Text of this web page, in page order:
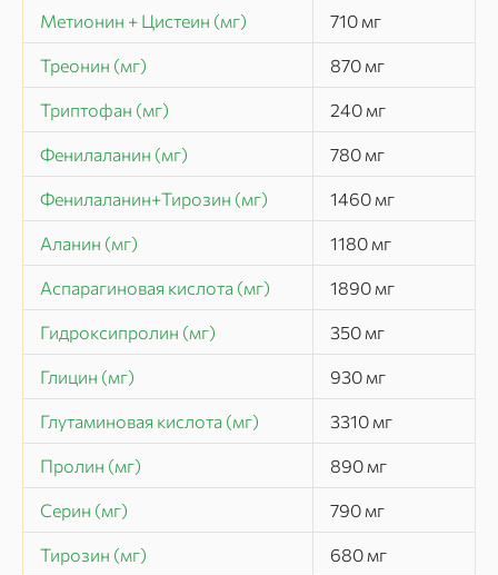
Метионин + Цистеин (мг) 710 мг
Треонин (мг) 870 мг
Триптофан (мг) 240 мг
Фенилаланин (мг) 780 мг
Фенилаланин+Тирозин (мг) 1460 мг
Аланин (мг) 1180 мг
Аспарагиновая кислота (мг) 1890 мг
Гидроксипролин (мг) 350 мг
Глицин (мг) 930 мг
Глутаминовая кислота (мг) 3310 мг
Пролин (мг) 890 мг
Серин (мг) 790 мг
Тирозин (мг) 680 мг